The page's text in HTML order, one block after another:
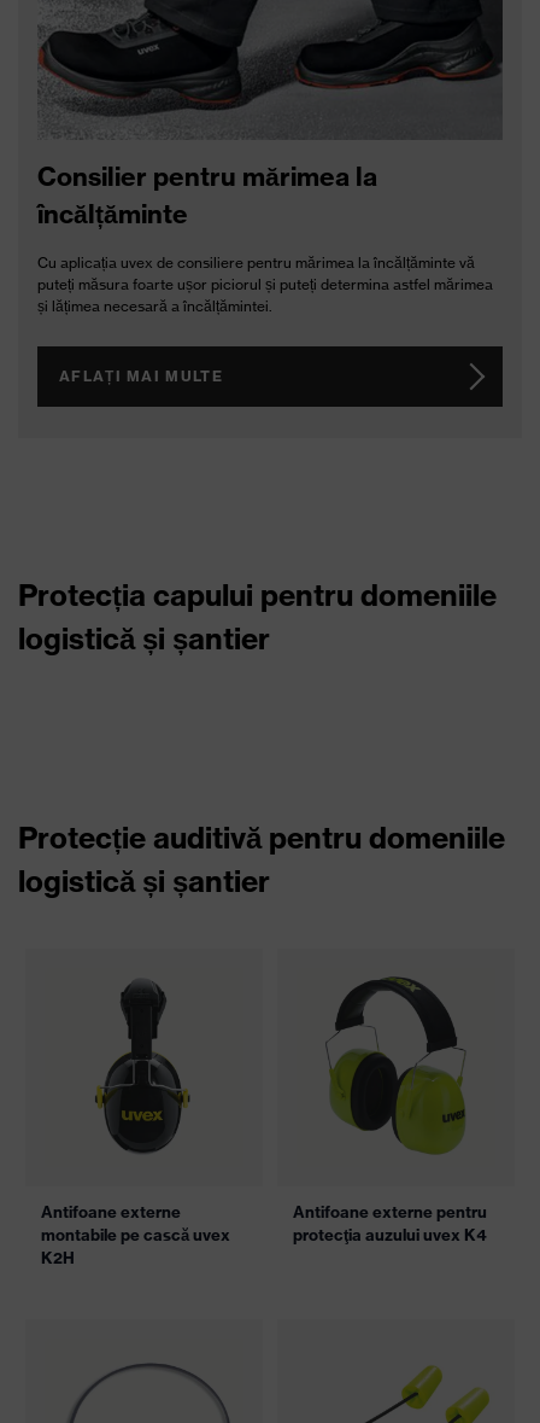
Consilier pentru mărimea la
încălțăminte
Cu aplicația uvex de consiliere pentru mărimea la încălțăminte vă
puteți măsura foarte ușor piciorul și puteți determina astfel mărimea
și lățimea necesară a încălțămintei.
AFLAȚI MAI MULTE
Protecția capului pentru domeniile
logistică și șantier
Protecție auditivă pentru domeniile
logistică și șantier
Antifoane externe
montabile pe cască uvex
K2H
Antifoane externe pentru
protecţia auzului uvex K4